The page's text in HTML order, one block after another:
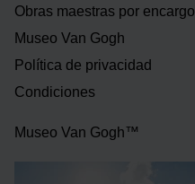
Obras maestras por encargo
Museo Van Gogh
Política de privacidad
Condiciones
Museo Van Gogh™